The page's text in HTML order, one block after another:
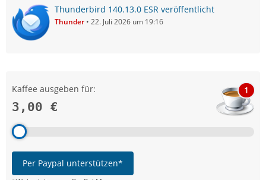
Thunderbird 140.13.0 ESR veröffentlicht
Thunder 22. Juli 2026 um 19:16
Kaffee ausgeben für:
3,00 €
1
Per Paypal unterstützen*